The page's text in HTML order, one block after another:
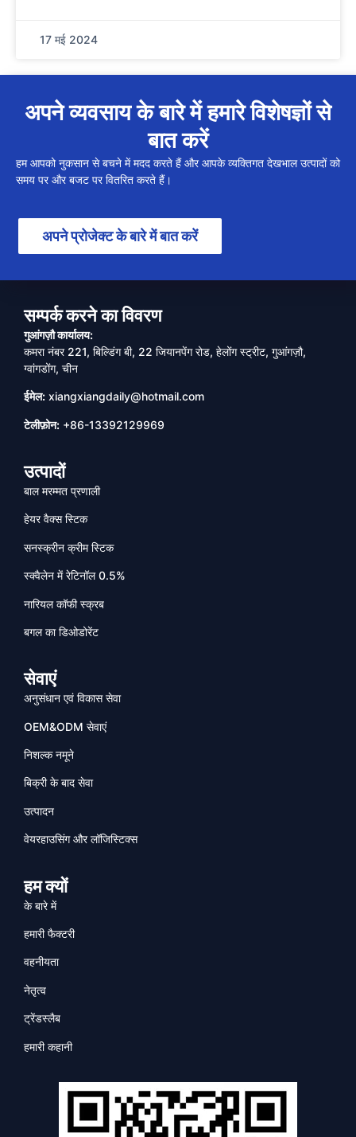
17 मई 2024
अपने व्यवसाय के बारे में हमारे विशेषज्ञों से
बात करें
हम आपको नुकसान से बचने में मदद करते हैं और आपके व्यक्तिगत देखभाल उत्पादों को
समय पर और बजट पर वितरित करते हैं।
अपने प्रोजेक्ट के बारे में बात करें
सम्पर्क करने का विवरण
गुआंगज़ौ कार्यालय:
कमरा नंबर 221, बिल्डिंग बी, 22 जियानपेंग रोड, हेलोंग स्ट्रीट, गुआंगज़ौ,
ग्वांगडोंग, चीन
ईमेल: xiangxiangdaily@hotmail.com
टेलीफ़ोन: +86-13392129969
उत्पादों
बाल मरम्मत प्रणाली
हेयर वैक्स स्टिक
सनस्क्रीन क्रीम स्टिक
स्क्वैलेन में रेटिनॉल 0.5%
नारियल कॉफी स्क्रब
बगल का डिओडोरेंट
सेवाएं
अनुसंधान एवं विकास सेवा
OEM&ODM सेवाएं
निशल्क नमूने
बिक्री के बाद सेवा
उत्पादन
वेयरहाउसिंग और लॉजिस्टिक्स
हम क्यों
के बारे में
हमारी फैक्टरी
वहनीयता
नेतृत्व
ट्रेंडस्लैब
हमारी कहानी